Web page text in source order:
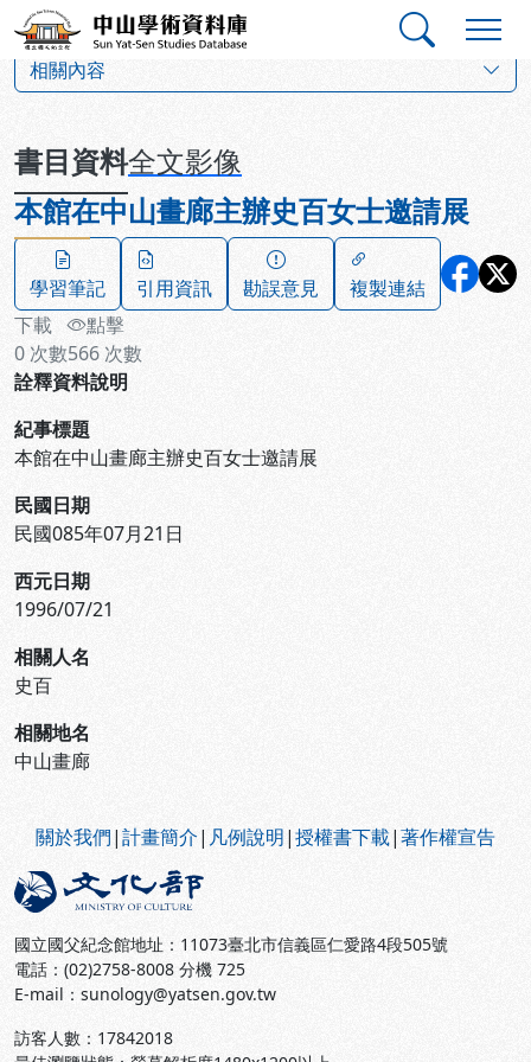
跳到主要內容
中山學術資料庫
相關內容
書目資料全文影像
本館在中山畫廊主辦史百女士邀請展
學習筆記 引用資訊 勘誤意見
複製連結
下載
0 次數
點擊
566 次數
詮釋資料說明
紀事標題
本館在中山畫廊主辦史百女士邀請展
民國日期
民國085年07月21日
西元日期
1996/07/21
相關人名
史百
相關地名
中山畫廊
關於我們|計畫簡介| 凡例說明|授權書下載|著作權宣告
國立國父紀念館地址：11073臺北市信義區仁愛路4段505號
電話：(02)2758-8008 分機 725
E-mail：sunology@yatsen.gov.tw
訪客人數： 17842018